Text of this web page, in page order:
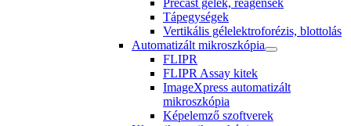
Tápegységek
Vertikális gélelektroforézis, blottolás
Automatizált mikroszkópia
FLIPR
FLIPR Assay kitek
ImageXpress automatizált
mikroszkópia
Képelemző szoftverek